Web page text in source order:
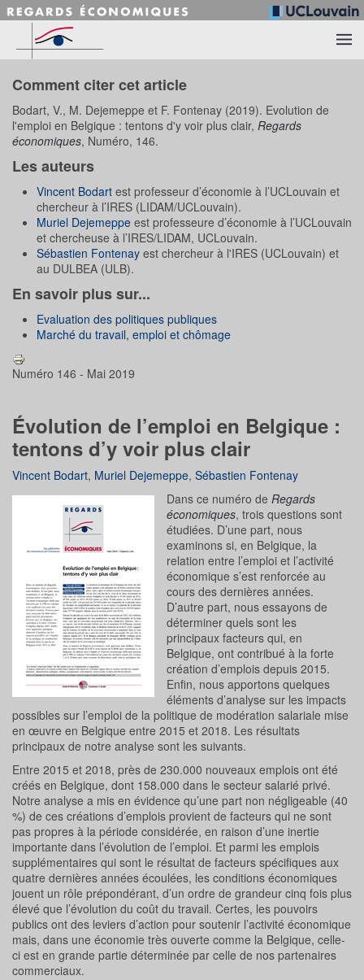
Accéder au contenu principal
Comment citer cet article
Bodart, V., M. Dejemeppe et F. Fontenay (2019). Evolution de
l'emploi en Belgique : tentons d'y voir plus clair, Regards
économiques, Numéro, 146.
Les auteurs
Vincent Bodart est professeur d’économie à l’UCLouvain et
chercheur à l’IRES (LIDAM/UCLouvain).
Muriel Dejemeppe est professeure d’économie à l’UCLouvain
et chercheuse à l’IRES/LIDAM, UCLouvain.
Sébastien Fontenay est chercheur à l'IRES (UCLouvain) et
au DULBEA (ULB).
En savoir plus sur...
Evaluation des politiques publiques
Marché du travail, emploi et chômage
Numéro 146 - Mai 2019
Évolution de l’emploi en Belgique :
tentons d’y voir plus clair
Vincent Bodart, Muriel Dejemeppe, Sébastien Fontenay
Dans ce numéro de Regards
économiques, trois questions sont
étudiées. D’une part, nous
examinons si, en Belgique, la
relation entre l’emploi et l’activité
économique s’est renforcée au
cours des dernières années.
D’autre part, nous essayons de
déterminer quels sont les
principaux facteurs qui, en
Belgique, ont contribué à la forte
création d’emplois depuis 2015.
Enfin, nous apportons quelques
éléments d’analyse sur les impacts
possibles sur l’emploi de la politique de modération salariale mise
en œuvre en Belgique entre 2015 et 2018. Les résultats
principaux de notre analyse sont les suivants.
Entre 2015 et 2018, près de 230.000 nouveaux emplois ont été
créés en Belgique, dont 158.000 dans le secteur salarié privé.
Notre analyse a mis en évidence qu’une part non négligeable (40
%) de ces créations d’emplois provient de facteurs qui ne sont
pas propres à la période considérée, en raison d’une inertie
importante dans l’évolution de l’emploi. Et parmi les emplois
supplémentaires qui sont le résultat de facteurs spécifiques aux
quatre dernières années écoulées, les conditions économiques
jouent un rôle prépondérant, d’un ordre de grandeur cinq fois plus
élevé que l’évolution du coût du travail. Certes, les pouvoirs
publics ont des leviers d’action pour soutenir l’activité économique
mais, dans une économie très ouverte comme la Belgique, celle-
ci est en grande partie déterminée par celle de nos partenaires
commerciaux.